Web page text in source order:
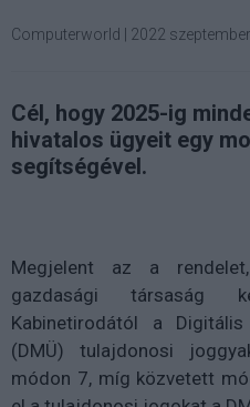
Computerworld 2022
Cél, hogy 2025-ig
hivatalos ügyeit egy
segítségével.
Megjelent az a
gazdasági társaság
Kabinetirodától a
(DMÜ) tulajdonosi
módon 7, míg közvetett